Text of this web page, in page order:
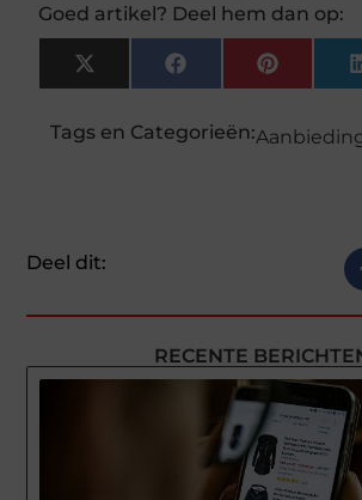
Goed artikel? Deel hem dan op:
X
(Twitter)
Facebook
Tags en Categorieën:
Deel dit:
RECENTE